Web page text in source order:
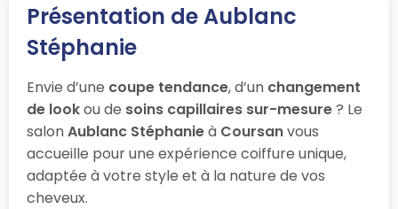
Présentation de Aublanc
Stéphanie
Envie d’une coupe tendance, d’un changement
de lookou de soins capillaires sur-mesure? Le
salonAublanc Stéphanieà Coursanvous
accueille pour une expérience coiffure unique,
adaptée à votre style et à la nature de vos
cheveux.